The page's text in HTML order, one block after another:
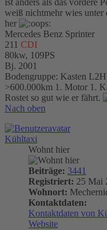
ist anders als das vordere
weiß nichtmehr wies unter
her
Mercedes Benz Sprinter
211 CDI
80kw, 109PS
Bj. 2001
Bodengruppe: Kasten
>600.000km 1. Motor 1.
Rostet so gut wie er fährt.
Nach oben
Kühltaxi
Wohnt hier
Beiträge: 3441
Registriert: 25 Mai
Wohnort:
Kontaktdaten:
Kontaktdaten von
Website